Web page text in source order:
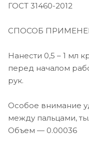
ГОСТ 31460-2012
СПОСОБ
Нанести 0,5 – 1 мл
перед началом
рук.
Особое внимание
между пальцами,
Объем — 0.00036